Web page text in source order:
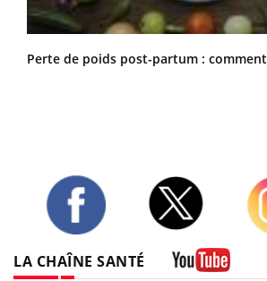
Perte de poids post-partum : comment
LA CHAÎNE SANTÉ